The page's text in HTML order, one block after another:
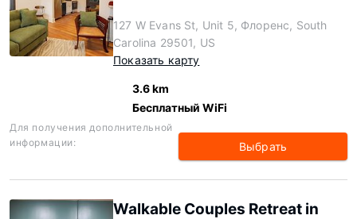
127 W Evans St, Unit 5, Флоренс, South
Carolina 29501, US
Показать карту
3.6 km
Бесплатный WiFi
Для получения дополнительной
информации:
Выбрать
Walkable Couples Retreat in